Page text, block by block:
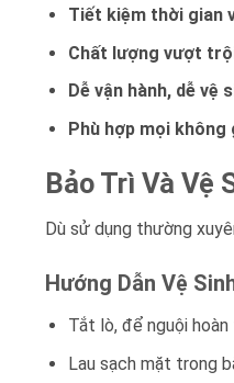
Tiết kiệm thời gian
Chất lượng vượt
Dễ vận hành, dễ vệ
Phù hợp mọi không
Bảo Trì Và Vệ
Dù sử dụng thường
Hướng Dẫn Vệ
Tắt lò, để nguội
Lau sạch mặt trong